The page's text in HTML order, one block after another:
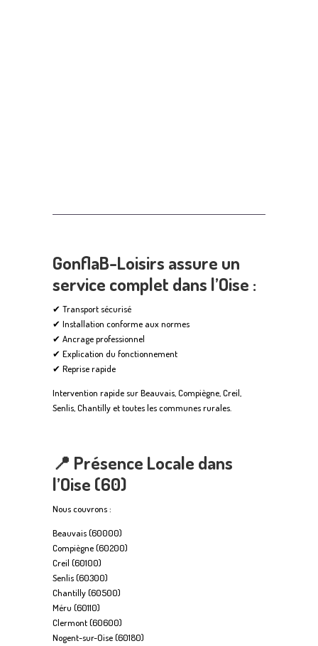
GonflaB-Loisirs assure un
service complet dans l’Oise :
✔ Transport sécurisé
✔ Installation conforme aux normes
✔ Ancrage professionnel
✔ Explication du fonctionnement
✔ Reprise rapide
Intervention rapide sur Beauvais, Compiègne, Creil,
Senlis, Chantilly et toutes les communes rurales.
📍 Présence Locale dans
l’Oise (60)
Nous couvrons :
Beauvais (60000)
Compiègne (60200)
Creil (60100)
Senlis (60300)
Chantilly (60500)
Méru (60110)
Clermont (60600)
Nogent-sur-Oise (60180)